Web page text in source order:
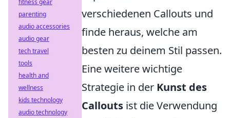
verschiedenen Callouts und
finde heraus, welche am
besten zu deinem Stil passen.
Eine weitere wichtige
Strategie in der Kunst des
Callouts ist die Verwendung
fitness gear
parenting
audio accessories
audio gear
tech travel
tools
health and
wellness
kids technology
audio technology